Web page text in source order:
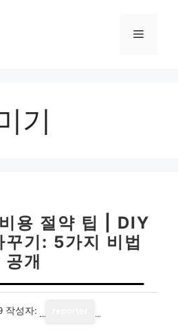
메
기
용 절약 팁 | DIY
기: 5가지 비법
공개
작성자: